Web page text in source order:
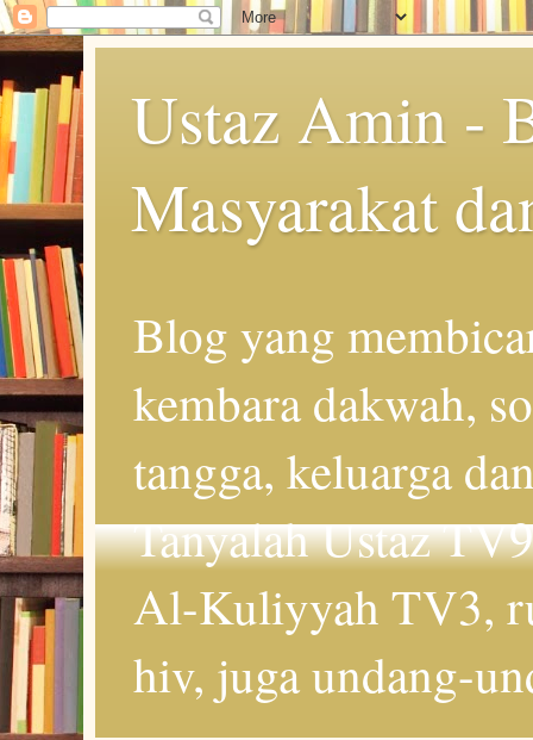
Ustaz Amin -
Masyarakat
Blog yang
kembara dakwah,
tangga, keluarga
Tanyalah Ustaz
Al-Kuliyyah TV3,
hiv, juga undang-